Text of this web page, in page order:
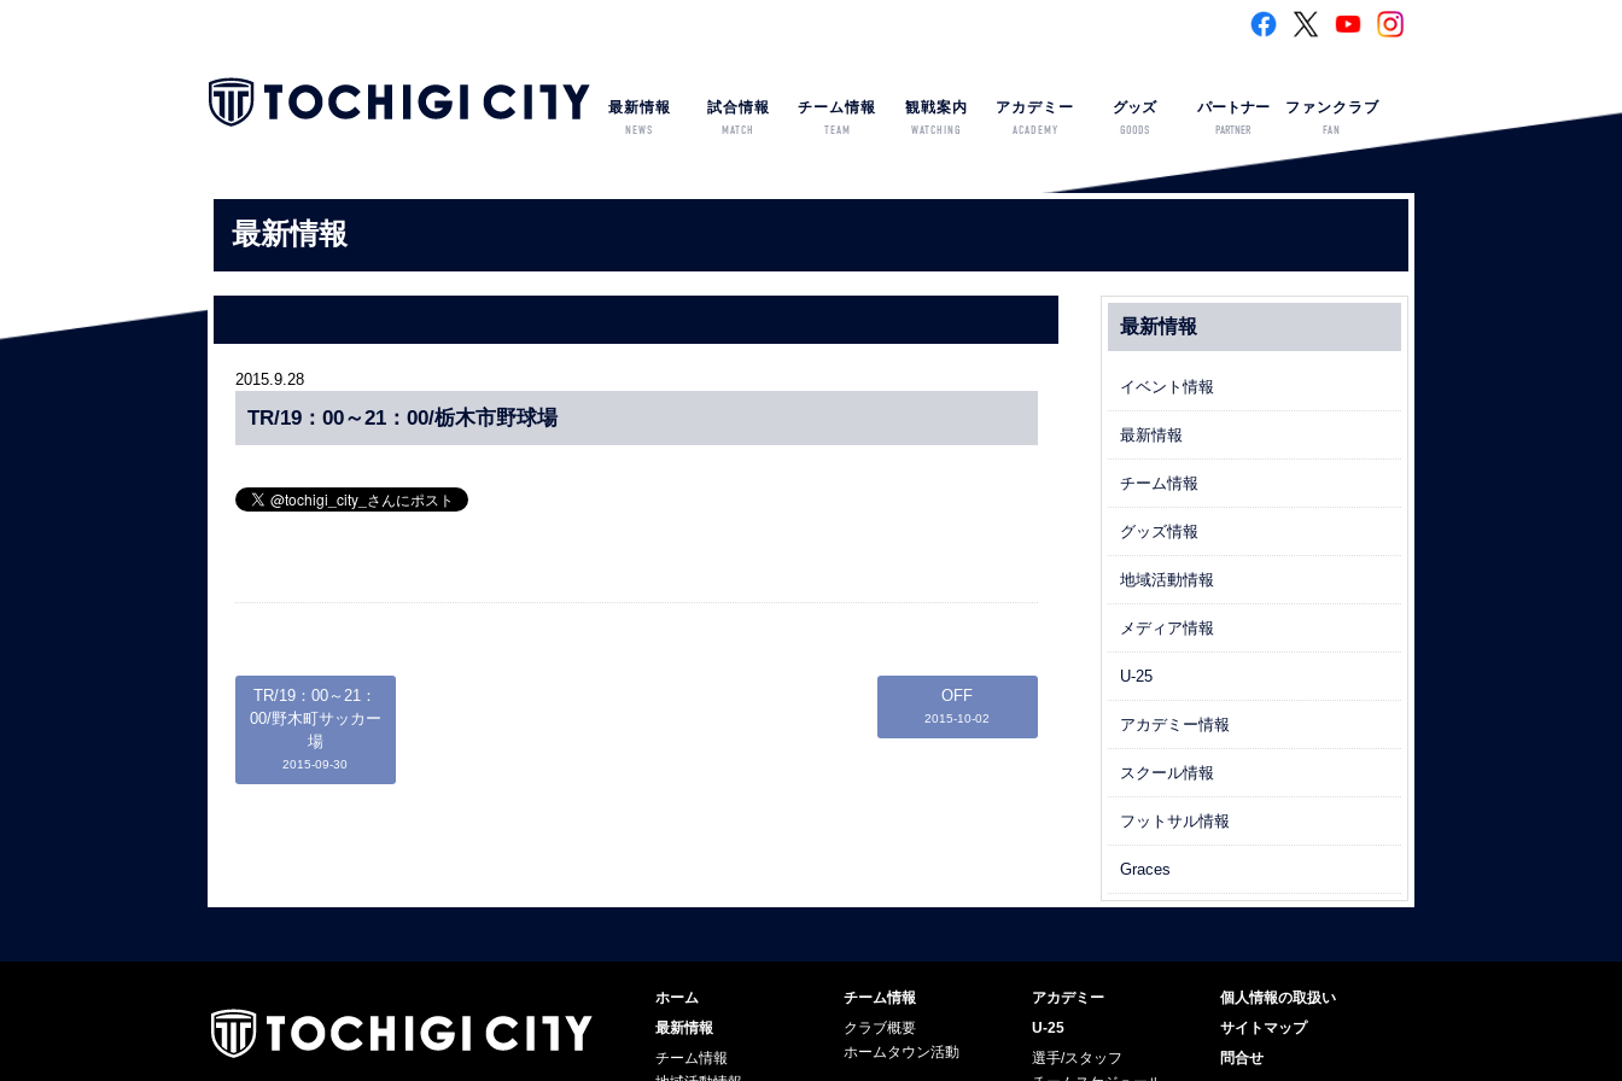
最新情報
NEWS
試合情報
MATCH
チーム情報
TEAM
観戦案内
WATCHING
アカデミー
ACADEMY
グッズ
GOODS
パートナー
PARTNER
ファンクラブ
FAN
最新情報
2015.9.28
TR/19：00～21：00/栃木市野球場
TR/19：00～21：
00/野木町サッカー
場
2015-09-30
OFF
2015-10-02
最新情報
イベント情報
最新情報
チーム情報
グッズ情報
地域活動情報
メディア情報
U-25
アカデミー情報
スクール情報
フットサル情報
Graces
ホーム
最新情報
チーム情報
チーム情報
クラブ概要
ホームタウン活動
アカデミー
U-25
選手/スタッフ
個人情報の取扱い
サイトマップ
問合せ